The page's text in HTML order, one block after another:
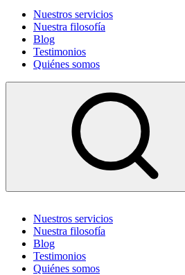
Nuestros servicios
Nuestra filosofía
Blog
Testimonios
Quiénes somos
Nuestros servicios
Nuestra filosofía
Blog
Testimonios
Quiénes somos